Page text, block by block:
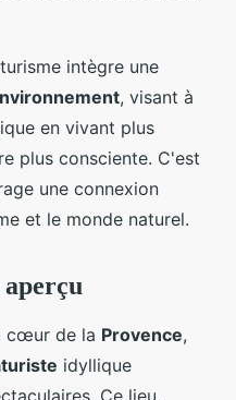
intègre une
, visant à
en vivant plus
plus consciente. C'est
une connexion
et le monde naturel.
cœur de la Provence,
idyllique
Ce lieu,